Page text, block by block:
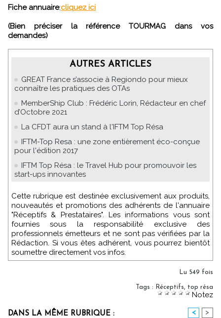
Fiche annuaire:cliquez ici
(Bien préciser la référence TOURMAG dans vos
demandes)
AUTRES ARTICLES
GREAT France s’associe à Regiondo pour mieux
connaître les pratiques des OTAs
MemberShip Club : Frédéric Lorin, Rédacteur en chef
d’Octobre 2021
La CFDT aura un stand à l'IFTM Top Résa
IFTM-Top Resa : une zone entièrement éco-conçue
pour l'édition 2017
IFTM Top Résa : le Travel Hub pour promouvoir les
start-ups innovantes
Cette rubrique est destinée exclusivement aux produits,
nouveautés et promotions des adhérents de l'annuaire
"Réceptifs & Prestataires". Les informations vous sont
fournies sous la responsabilité exclusive des
professionnels émetteurs et ne sont pas vérifiées par la
Rédaction. Si vous êtes adhérent, vous pourrez bientôt
soumettre directement vos infos.
Lu 549 fois
Tags : Réceptifs top résa
Notez
DANS LA MÊME RUBRIQUE : < >